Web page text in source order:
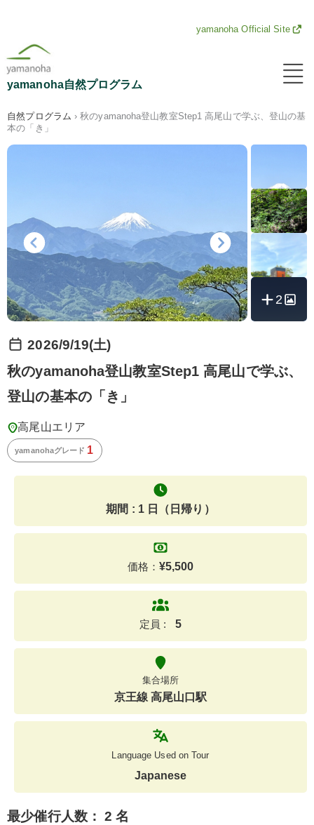
を
キ
yamanoha Official Site
yamanoha自然プログラム
メ
ニ
自然プログラム › 秋のyamanoha登山教室Step1 高尾山で学ぶ、登山の基
本の「き」
2
2026/9/19(土)
秋のyamanoha登山教室Step1 高尾山で学ぶ、
登山の基本の「き」
高尾山エリア
yamanohaグレード 1
期間 : 1 日（日帰り）
価格： ¥5,500
定員 : 5
集合場所
京王線 高尾山口駅
Language Used on Tour
Japanese
最少催行人数： 2 名